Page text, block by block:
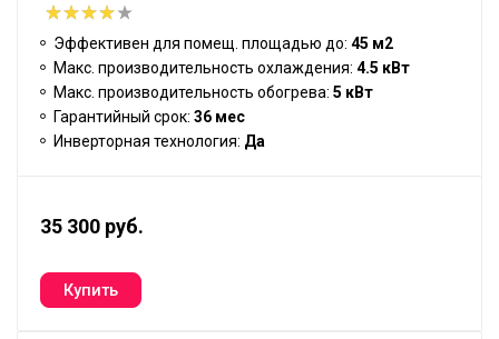
Эффективен для помещ. площадью до: 45 м2
Макс. производительность охлаждения: 4.5 кВт
Макс. производительность обогрева: 5 кВт
Гарантийный срок: 36 мес
Инверторная технология: Да
35 300 руб.